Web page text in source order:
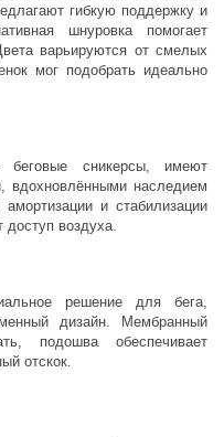
гибкую поддержку и
шнуровка помогает
варьируются от смелых
мог подобрать идеально
беговые сникерсы, имеют
вдохновлёнными наследием
и стабилизации
доступ воздуха.
решение для бега,
дизайн. Мембранный
подошва обеспечивает
отскок.